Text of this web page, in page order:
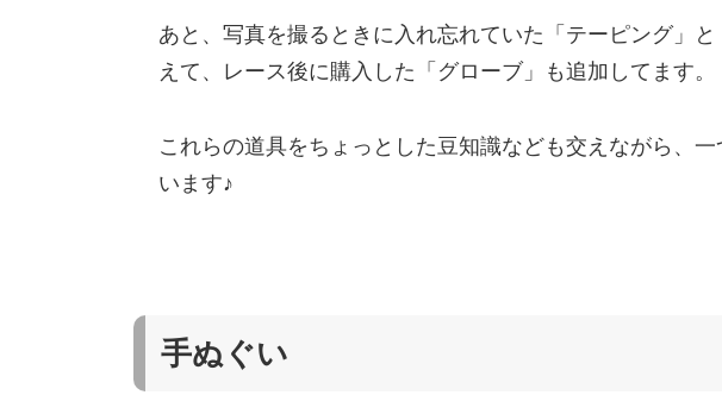
あと、写真を撮るときに入れ忘れていた「テーピング」
えて、レース後に購入した「グローブ」も追加してます。
これらの道具をちょっとした豆知識なども交えながら、
います♪
手ぬぐい